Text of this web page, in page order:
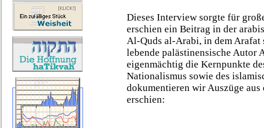
Dieses Interview sorgte für
erschien ein Beitrag in der
Al-Quds al-Arabi, in dem
lebende palästinensische Autor
eigenmächtig die Kernpunkte
Nationalismus sowie des
dokumentieren wir Auszüge
erschien: